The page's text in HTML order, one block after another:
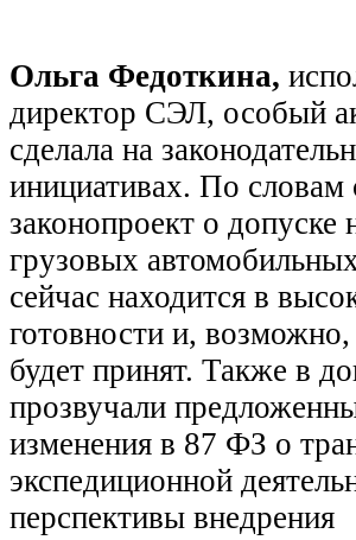
Ольга Федоткина,
директор СЭЛ, особый
сделала на
инициативах. По словам
законопроект о допуске
грузовых
сейчас находится в
готовности и,
будет принят. Также в
прозвучали
изменения в 87 ФЗ о
экспедиционной
перспективы внедрения